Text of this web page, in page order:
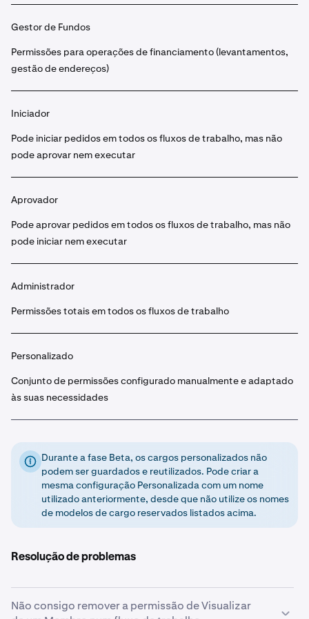
Gestor de Fundos
Permissões para operações de financiamento (levantamentos,
gestão de endereços)
Iniciador
Pode iniciar pedidos em todos os fluxos de trabalho, mas não
pode aprovar nem executar
Aprovador
Pode aprovar pedidos em todos os fluxos de trabalho, mas não
pode iniciar nem executar
Administrador
Permissões totais em todos os fluxos de trabalho
Personalizado
Conjunto de permissões configurado manualmente e adaptado
às suas necessidades
Durante a fase Beta, os cargos personalizados não
podem ser guardados e reutilizados. Pode criar a
mesma configuração Personalizada com um nome
utilizado anteriormente, desde que não utilize os nomes
de modelos de cargo reservados listados acima.
Resolução de problemas
Não consigo remover a permissão de Visualizar